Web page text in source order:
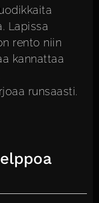
Lapissa
rento niin
kannattaa
runsaasti.